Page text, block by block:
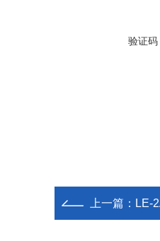
验证码
上一篇： LE-